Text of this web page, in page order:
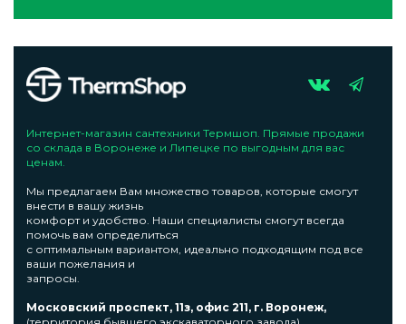
Интернет-магазин сантехники Термшоп. Прямые продажи
со склада в Воронеже и Липецке по выгодным для вас
ценам.
Мы предлагаем Вам множество товаров, которые смогут
внести в вашу жизнь
комфорт и удобство. Наши специалисты смогут всегда
помочь вам определиться
с оптимальным вариантом, идеально подходящим под все
ваши пожелания и
запросы.
Московский проспект, 11з, офис 211, г. Воронеж,